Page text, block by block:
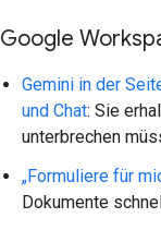
Google
Gemini in der
und Chat: Sie
unterbrechen
„Formuliere für
Dokumente